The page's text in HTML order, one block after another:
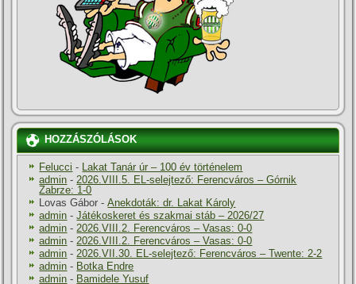
HOZZÁSZÓLÁSOK
Felucci - Lakat Tanár úr – 100 év történelem
admin -2026.VIII.5. EL-selejtező: Ferencváros – Górnik
Zabrze: 1-0
Lovas Gábor -Anekdoták: dr. Lakat Károly
admin -Játékoskeret és szakmai stáb – 2026/27
admin -2026.VIII.2. Ferencváros – Vasas: 0-0
admin -2026.VIII.2. Ferencváros – Vasas: 0-0
admin -2026.VII.30. EL-selejtező: Ferencváros – Twente: 2-2
admin - Botka Endre
admin - Bamidele Yusuf